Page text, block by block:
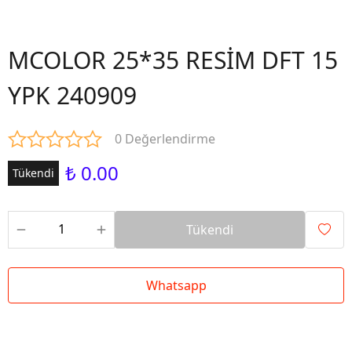
MCOLOR 25*35 RESİM DFT 15
YPK 240909
0 Değerlendirme
Tükendi ₺ 0.00
Tükendi
Whatsapp